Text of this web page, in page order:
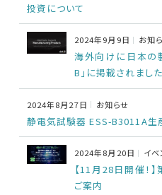
投資について
2024年9月9日 お知
海外向けに日本の
B」に掲載されまし
2024年8月27日 お知らせ
静電気試験器 ESS-B3011A生
2024年8月20日 イ
【11月28日開催！
ご案内